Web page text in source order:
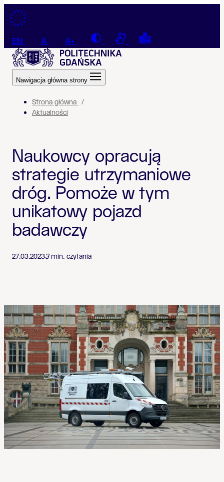
Przejdź do treści
EN A A+ Contrast Connection with a sign
Tekst łatwy do
Nawigacja główna strony
Strona główna
Aktualności
Naukowcy opracują
strategie utrzymaniowe
dróg. Pomoże w tym
unikatowy pojazd
badawczy
27.03.20233min. czytania